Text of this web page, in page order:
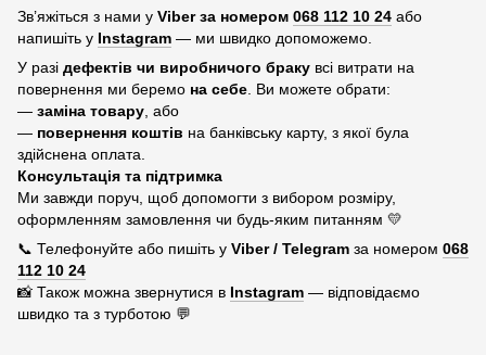
Зв’яжіться з нами у Viber за номером 068 112 10 24 або
напишіть у Instagram — ми швидко допоможемо.
У разі дефектів чи виробничого браку всі витрати на
повернення ми беремо на себе . Ви можете обрати:
— заміна товару , або
— повернення коштів на банківську карту, з якої була
здійснена оплата.
Консультація та підтримка
Ми завжди поруч, щоб допомогти з вибором розміру,
оформленням замовлення чи будь-яким питанням 💛
📞 Телефонуйте або пишіть у Viber / Telegram за номером 068
112 10 24
📸 Також можна звернутися в Instagram — відповідаємо
швидко та з турботою 💬